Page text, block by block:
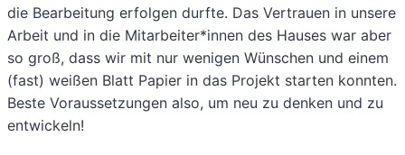
die Bearbeitung erfolgen durfte. Das Vertrauen in unsere
Arbeit und in die Mitarbeiter*innen des Hauses war aber
so groß, dass wir mit nur wenigen Wünschen und einem
(fast) weißen Blatt Papier in das Projekt starten konnten.
Beste Voraussetzungen also, um neu zu denken und zu
entwickeln!